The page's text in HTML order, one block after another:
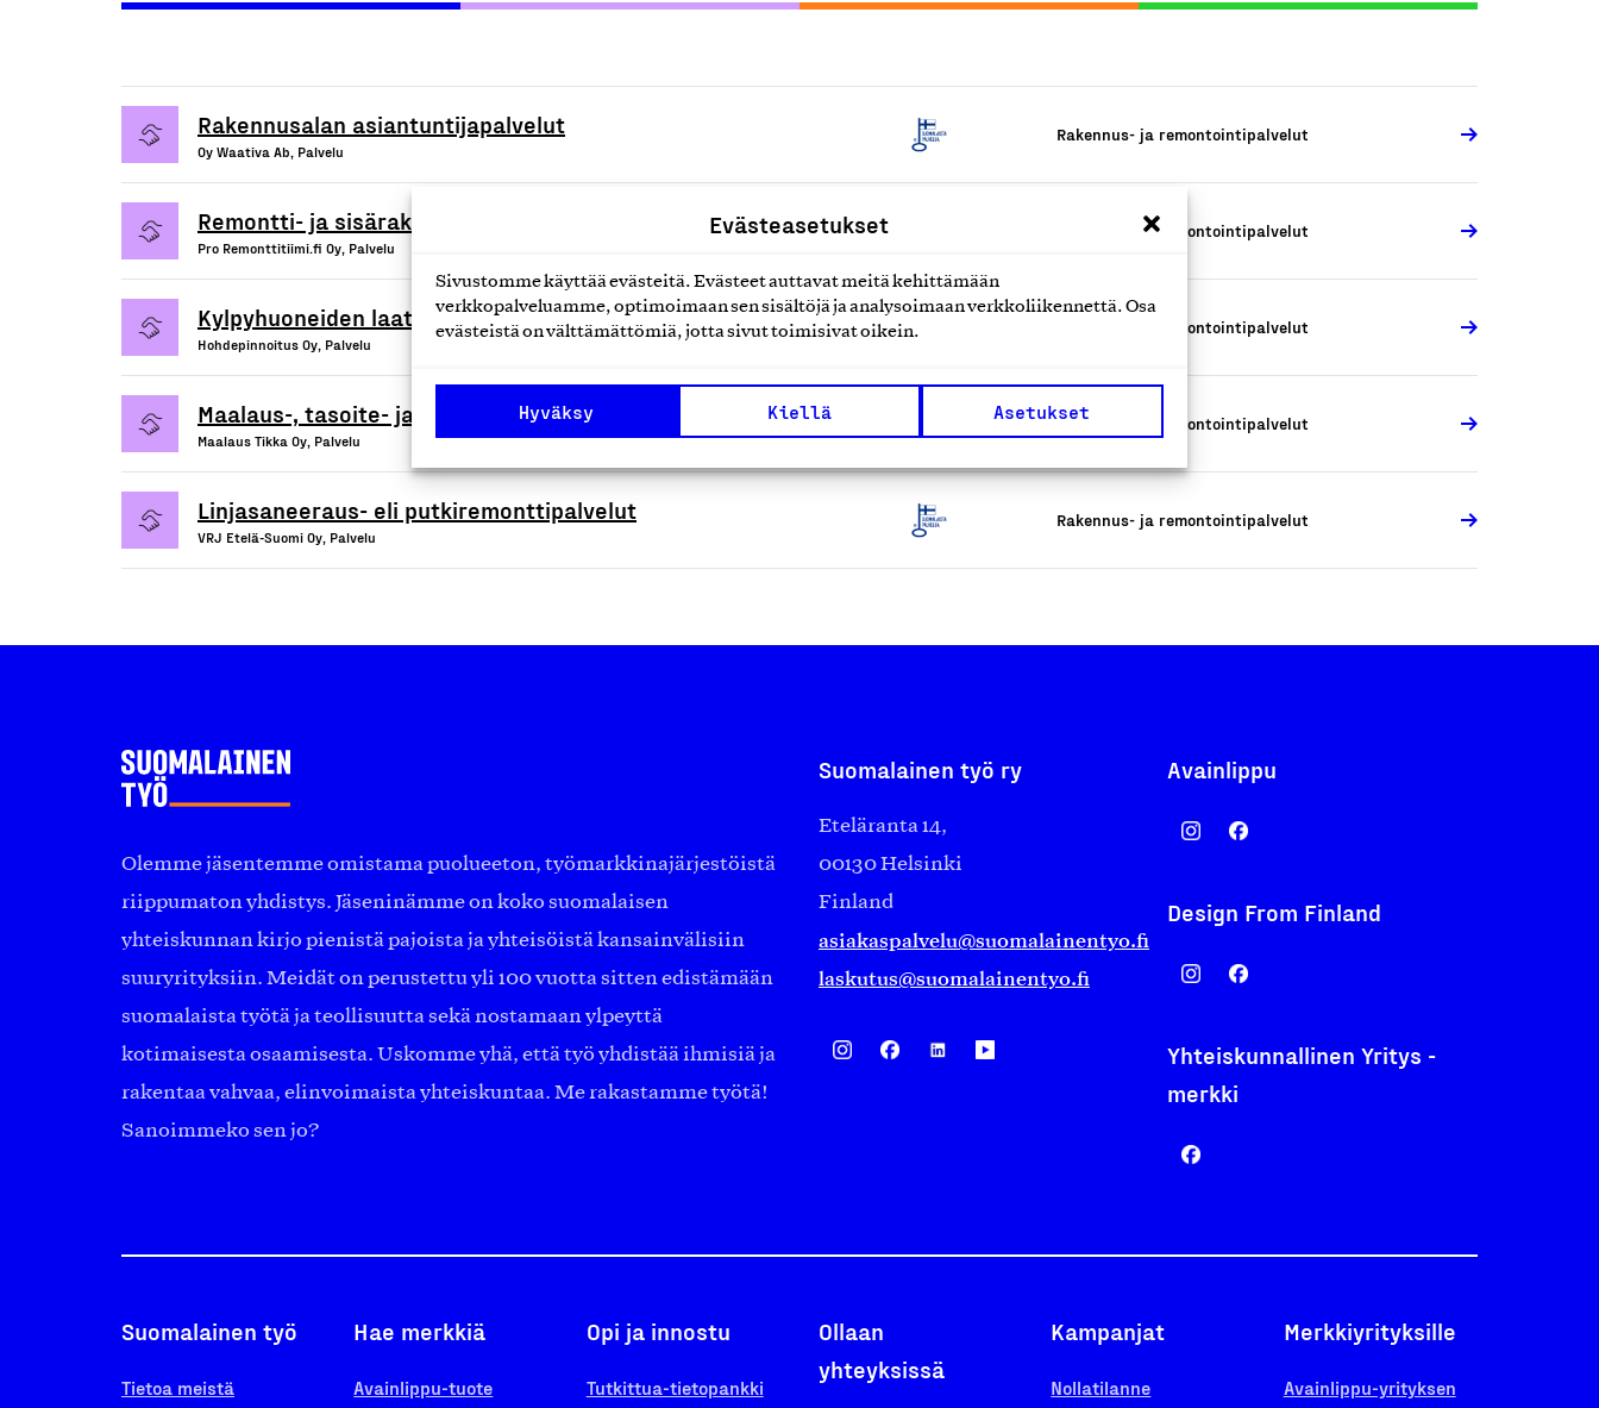
Evästeasetukset
Sivustomme käyttää evästeitä. Evästeet auttavat meitä kehittämään
verkkopalveluamme, optimoimaan sen sisältöjä ja analysoimaan verkkoliikennettä. Osa
evästeistä on välttämättömiä, jotta sivut toimisivat oikein.
Hyväksy Kiellä Asetukset
Rakennusalan asiantuntijapalvelut
Oy Waativa Ab, Palvelu
Rakennus- ja remontointipalvelut
Remontti- ja sisärakennuspalvelut
Pro Remonttitiimi.fi Oy, Palvelu
Rakennus- ja remontointipalvelut
Kylpyhuoneiden laattojen huolto- ja nanopinnoituspalvelut
Hohdepinnoitus Oy, Palvelu
Rakennus- ja remontointipalvelut
Maalaus-, tasoite- ja remonttipalvelut
Maalaus Tikka Oy, Palvelu
Rakennus- ja remontointipalvelut
Linjasaneeraus- eli putkiremonttipalvelut
VRJ Etelä-Suomi Oy, Palvelu
Rakennus- ja remontointipalvelut
Olemme jäsentemme omistama puolueeton, työmarkkinajärjestöistä
riippumaton yhdistys. Jäseninämme on koko suomalaisen
yhteiskunnan kirjo pienistä pajoista ja yhteisöistä kansainvälisiin
suuryrityksiin. Meidät on perustettu yli 100 vuotta sitten edistämään
suomalaista työtä ja teollisuutta sekä nostamaan ylpeyttä
kotimaisesta osaamisesta. Uskomme yhä, että työ yhdistää ihmisiä ja
rakentaa vahvaa, elinvoimaista yhteiskuntaa. Me rakastamme työtä!
Sanoimmeko sen jo?
Suomalainen työ ry
Eteläranta 14,
00130 Helsinki
Finland
asiakaspalvelu@suomalainentyo.fi
laskutus@suomalainentyo.fi
Avainlippu
Design From Finland
Yhteiskunnallinen Yritys -
merkki
Suomalainen työ
Tietoa meistä
Hae merkkiä
Avainlippu-tuote
Opi ja innostu
Tutkittua-tietopankki
Ollaan
yhteyksissä
Kampanjat
Nollatilanne
Merkkiyrityksille
Avainlippu-yrityksen